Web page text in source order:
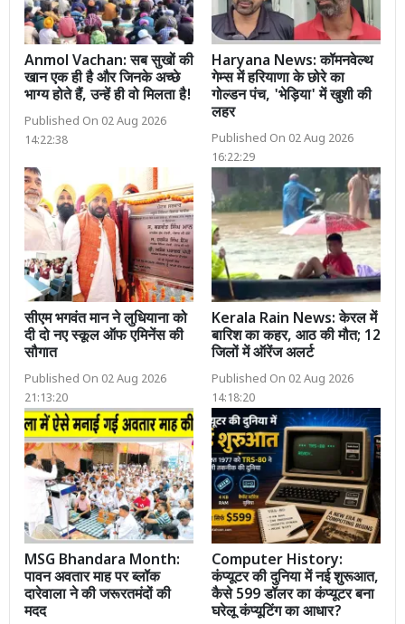
Anmol Vachan: सब सुखों की
खान एक ही है और जिनके अच्छे
भाग्य होते हैं, उन्हें ही वो मिलता है!
Published On 02 Aug 2026
14:22:38
Haryana News: कॉमनवेल्थ
गेम्स में हरियाणा के छोरे का
गोल्डन पंच, 'भेड़िया' में खुशी की
लहर
Published On 02 Aug 2026
16:22:29
सीएम भगवंत मान ने लुधियाना को
दी दो नए स्कूल ऑफ एमिनेंस की
सौगात
Published On 02 Aug 2026
21:13:20
Kerala Rain News: केरल में
बारिश का कहर, आठ की मौत; 12
जिलों में ऑरेंज अलर्ट
Published On 02 Aug 2026
14:18:20
MSG Bhandara Month:
पावन अवतार माह पर ब्लॉक
दारेवाला ने की जरूरतमंदों की
मदद
Computer History:
कंप्यूटर की दुनिया में नई शुरूआत,
कैसे 599 डॉलर का कंप्यूटर बना
घरेलू कंप्यूटिंग का आधार?